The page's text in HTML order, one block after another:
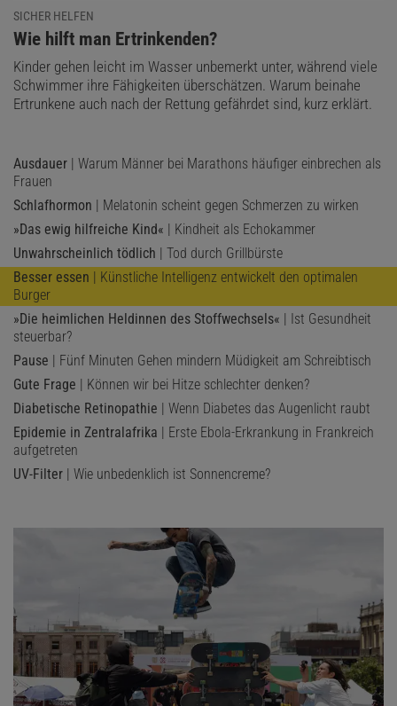
SICHER HELFEN
:
Wie hilft man Ertrinkenden?
Kinder gehen leicht im Wasser unbemerkt unter, während viele
Schwimmer ihre Fähigkeiten überschätzen. Warum beinahe
Ertrunkene auch nach der Rettung gefährdet sind, kurz erklärt.
Ausdauer | Warum Männer bei Marathons häufiger einbrechen als
Frauen
Schlafhormon | Melatonin scheint gegen Schmerzen zu wirken
»Das ewig hilfreiche Kind« | Kindheit als Echokammer
Unwahrscheinlich tödlich | Tod durch Grillbürste
Besser essen | Künstliche Intelligenz entwickelt den optimalen
Burger
»Die heimlichen Heldinnen des Stoffwechsels« | Ist Gesundheit
steuerbar?
Pause | Fünf Minuten Gehen mindern Müdigkeit am Schreibtisch
Gute Frage | Können wir bei Hitze schlechter denken?
Diabetische Retinopathie | Wenn Diabetes das Augenlicht raubt
Epidemie in Zentralafrika | Erste Ebola-Erkrankung in Frankreich
aufgetreten
UV-Filter | Wie unbedenklich ist Sonnencreme?